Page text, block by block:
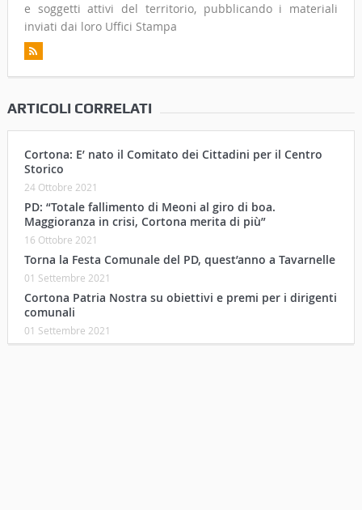
e soggetti attivi del territorio, pubblicando i materiali
inviati dai loro Uffici Stampa
ARTICOLI CORRELATI
Cortona: E’ nato il Comitato dei Cittadini per il Centro
Storico
24 Ottobre 2021
PD: “Totale fallimento di Meoni al giro di boa.
Maggioranza in crisi, Cortona merita di più”
16 Ottobre 2021
Torna la Festa Comunale del PD, quest’anno a Tavarnelle
01 Settembre 2021
Cortona Patria Nostra su obiettivi e premi per i dirigenti
comunali
01 Settembre 2021